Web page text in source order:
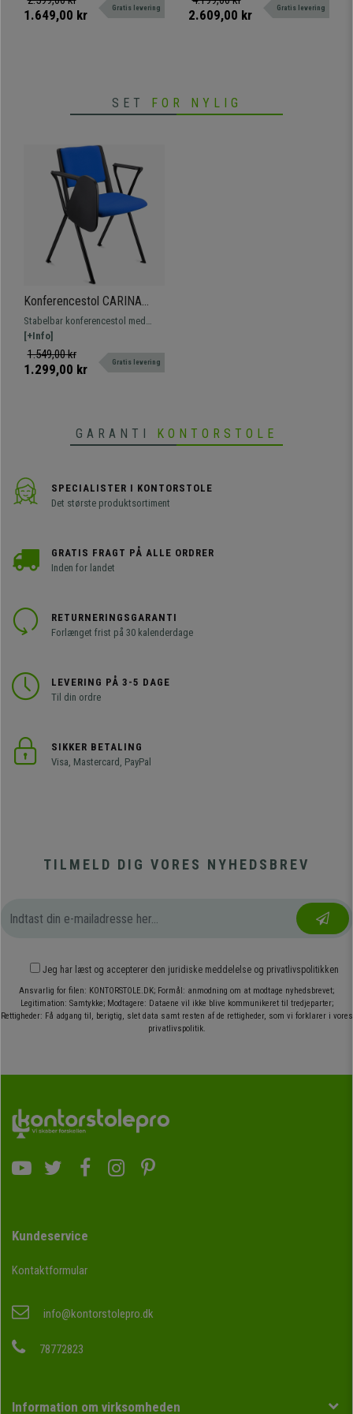
hurtig levering.
1.649,00 kr Gratis levering
topklasse? Så er du kommet til
2.609,00 kr Gratis levering
SET FOR NYLIG
Konferencestol CARINA
MED BORD, Stabelbar,
Tilslutningskroge, Sorte Ben
og Blåt Stof
Stabelbar konferencestol med
bord og tilslutningssystem.
Attraktivt, moderne design, fås
med betræk, bord og armlæn.
[+Info]
1.549,00 kr
1.299,00 kr Gratis levering
GARANTI KONTORSTOLE
SPECIALISTER I KONTORSTOLE
Det største produktsortiment
GRATIS FRAGT PÅ ALLE ORDRER
Inden for landet
RETURNERINGSGARANTI
Forlænget frist på 30 kalenderdage
LEVERING PÅ 3-5 DAGE
Til din ordre
SIKKER BETALING
Visa, Mastercard, PayPal
TILMELD DIG VORES NYHEDSBREV
Jeg har læst og accepterer den juridiske meddelelse og privatlivspolitikken
Ansvarlig for filen: KONTORSTOLE.DK; Formål: anmodning om at modtage nyhedsbrevet;
Legitimation: Samtykke; Modtagere: Dataene vil ikke blive kommunikeret til tredjeparter;
Rettigheder: Få adgang til, berigtig, slet data samt resten af de rettigheder, som vi forklarer i vores
privatlivspolitik.
Kundeservice
Kontaktformular
info@kontorstolepro.dk
78772823
Information om virksomheden